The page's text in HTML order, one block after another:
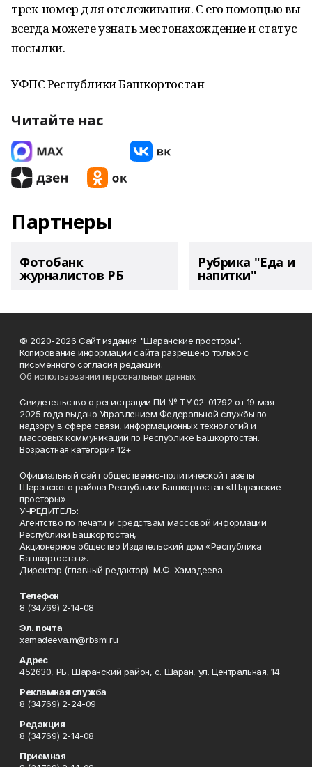
трек-номер для отслеживания. С его помощью вы
всегда можете узнать местонахождение и статус
посылки.
УФПС Республики Башкортостан
Читайте нас
Партнеры
Фотобанк
журналистов РБ
Рубрика "Еда и
напитки"
© 2020-2026 Сайт издания "Шаранские просторы".
Копирование информации сайта разрешено только с
письменного согласия редакции.
Об использовании персональных данных
Свидетельство о регистрации ПИ № ТУ 02-01792 от 19 мая
2025 года выдано Управлением Федеральной службы по
надзору в сфере связи, информационных технологий и
массовых коммуникаций по Республике Башкортостан.
Возрастная категория 12+
Официальный сайт общественно-политической газеты
Шаранского района Республики Башкортостан «Шаранские
просторы»
УЧРЕДИТЕЛЬ:
Агентство по печати и средствам массовой информации
Республики Башкортостан,
Акционерное общество Издательский дом «Республика
Башкортостан».
Директор (главный редактор) М.Ф. Хамадеева.
Телефон
8 (34769) 2-14-08
Эл. почта
xamadeeva.m@rbsmi.ru
Адрес
452630, РБ, Шаранский район, с. Шаран, ул. Центральная, 14
Рекламная служба
8 (34769) 2-24-09
Редакция
8 (34769) 2-14-08
Приемная